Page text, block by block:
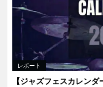
レポート
【ジャズフェスカレン